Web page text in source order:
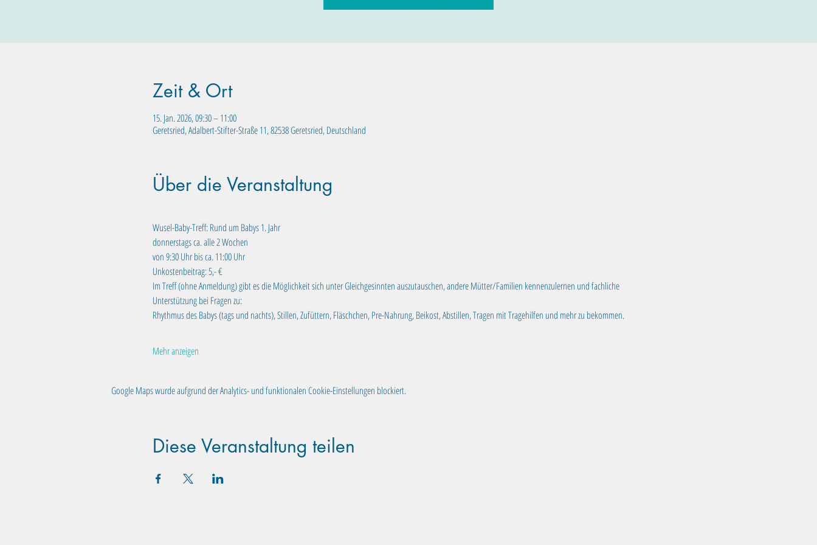
Zeit & Ort
15. Jan. 2026, 09:30 – 11:00
Geretsried, Adalbert-Stifter-Straße 11, 82538 Geretsried, Deutschland
Über die Veranstaltung
Wusel-Baby-Treff: Rund um Babys 1. Jahr
donnerstags ca. alle 2 Wochen
von 9:30 Uhr bis ca. 11:00 Uhr
Unkostenbeitrag: 5,- €
Im Treff (ohne Anmeldung) gibt es die Möglichkeit sich unter Gleichgesinnten auszutauschen, andere Mütter/Familien kennenzulernen und fachliche
Unterstützung bei Fragen zu:
Rhythmus des Babys (tags und nachts), Stillen, Zufüttern, Fläschchen, Pre-Nahrung, Beikost, Abstillen, Tragen mit Tragehilfen und mehr zu bekommen.
Mehr anzeigen
Google Maps wurde aufgrund der Analytics- und funktionalen Cookie-Einstellungen blockiert.
Diese Veranstaltung teilen